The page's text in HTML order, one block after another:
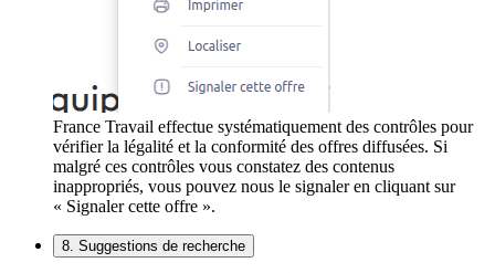
France Travail effectue systématiquement des contrôles pour
vérifier la légalité et la conformité des offres diffusées. Si
malgré ces contrôles vous constatez des contenus
inappropriés, vous pouvez nous le signaler en cliquant sur
« Signaler cette offre ».
8. Suggestions de recherche